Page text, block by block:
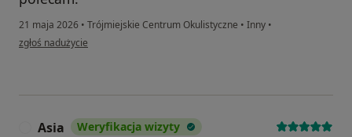
21 maja 2026 • Trójmiejskie Centrum Okulistyczne • Inny •
w opinii użytkownika Agnieszka
zgłoś nadużycie
Asia Weryfikacja wizyty